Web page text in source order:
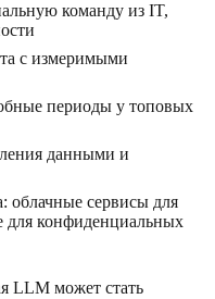
команду из IT,
с измеримыми
периоды у топовых
данными и
облачные сервисы для
для конфиденциальных
LLM может стать